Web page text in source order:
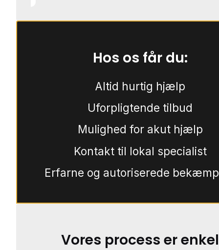
Hos os får du:
Altid hurtig hjælp
Uforpligtende tilbud
Mulighed for akut hjælp
Kontakt til lokal specialist
Erfarne og autoriserede
Vores process er enkel